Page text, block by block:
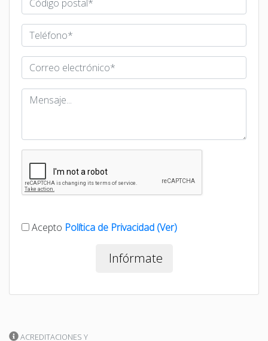
Acepto Política de Privacidad (Ver)
Infórmate
ACREDITACIONES Y